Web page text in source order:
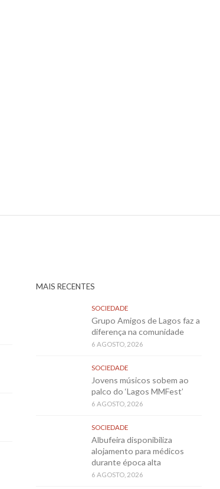
MAIS RECENTES
SOCIEDADE
Grupo Amigos de Lagos faz a
diferença na comunidade
6 AGOSTO, 2026
SOCIEDADE
Jovens músicos sobem ao
palco do ‘Lagos MMFest’
6 AGOSTO, 2026
SOCIEDADE
Albufeira disponibiliza
alojamento para médicos
durante época alta
6 AGOSTO, 2026